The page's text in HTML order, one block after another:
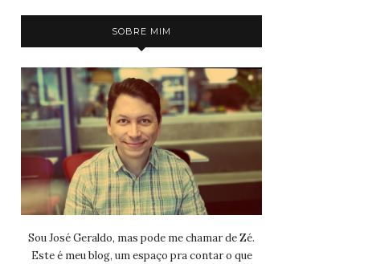
SOBRE MIM
Sou José Geraldo, mas pode me chamar de Zé.
Este é meu blog, um espaço pra contar o que